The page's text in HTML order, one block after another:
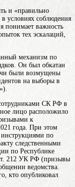
и «правильно
в условиях соблюдения
понимает важность
тех эскалаций,
механизм по
Он был обкатан
были возмущены
на выборы в
СК РФ в
лицо расположило
к
года. При этом
по
следственными
по Республике
212 УК РФ (призывы
ведомства.
кто опубликовал